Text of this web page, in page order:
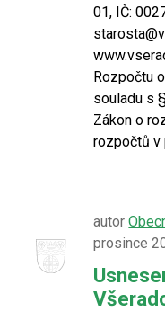
01, IČ:
Rozpočtu
souladu s
Zákon o
rozpočtů v
autor
prosince